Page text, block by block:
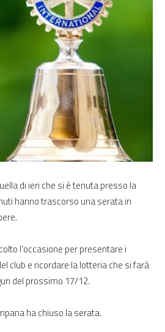
di ieri che si è tenuta presso la
hanno trascorso una serata in
l’occasione per presentare i
club e ricordare la lotteria che si farà
del prossimo 17/12.
ha chiuso la serata.